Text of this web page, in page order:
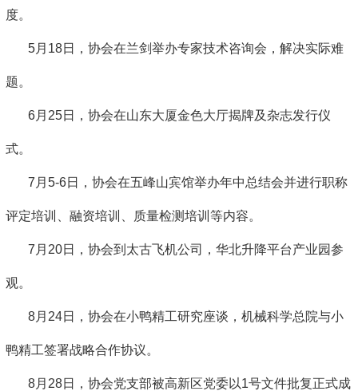
度。
5月18日，协会在兰剑举办专家技术咨询会，解决实际难
题。
6月25日，协会在山东大厦金色大厅揭牌及杂志发行仪
式。
7月5-6日，协会在五峰山宾馆举办年中总结会并进行职称
评定培训、融资培训、质量检测培训等内容。
7月20日，协会到太古飞机公司，华北升降平台产业园参
观。
8月24日，协会在小鸭精工研究座谈，机械科学总院与小
鸭精工签署战略合作协议。
8月28日，协会党支部被高新区党委以1号文件批复正式成